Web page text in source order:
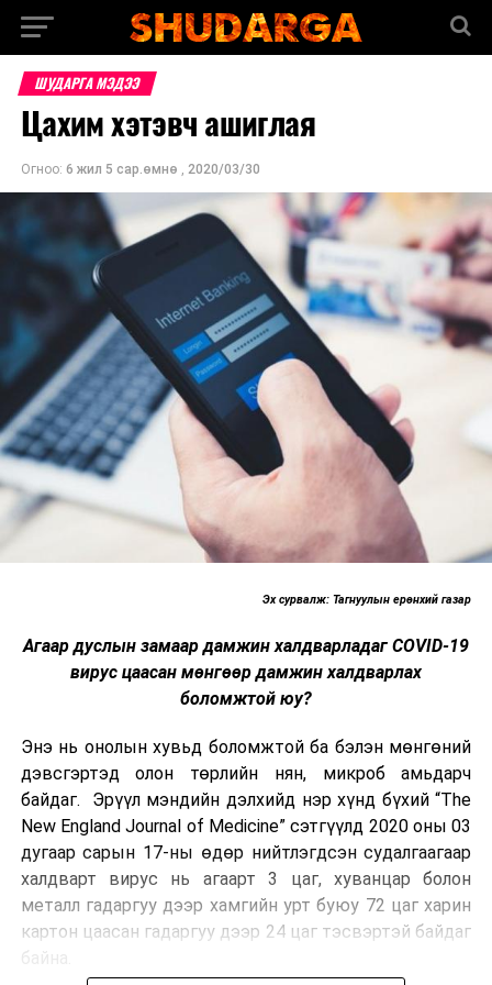
ШУДАРГА МЭДЭЭ
Цахим хэтэвч ашиглая
Огноо: 6 жил 5 сар.өмнө , 2020/03/30
Эх сурвалж: Тагнуулын ерөнхий газар
Агаар дуслын замаар дамжин халдварладаг COVID-19
вирус цаасан мөнгөөр дамжин халдварлах
боломжтой юу?
Энэ нь онолын хувьд боломжтой ба бэлэн мөнгөний
дэвсгэртэд олон төрлийн нян, микроб амьдарч
байдаг. Эрүүл мэндийн дэлхийд нэр хүнд бүхий “The
New England Journal of Medicine” сэтгүүлд 2020 оны 03
дугаар сарын 17-ны өдөр нийтлэгдсэн судалгаагаар
халдварт вирус нь агаарт 3 цаг, хуванцар болон
металл гадаргуу дээр хамгийн урт буюу 72 цаг харин
картон цаасан гадаргуу дээр 24 цаг тэсвэртэй байдаг